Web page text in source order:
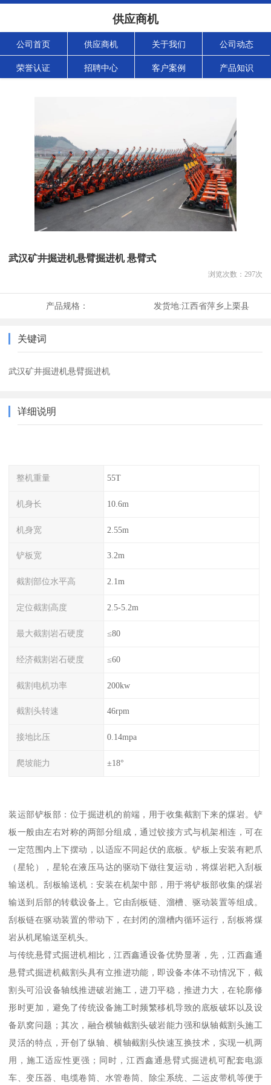
供应商机
公司首页 供应商机 关于我们 公司动态
荣誉认证 招聘中心 客户案例 产品知识
武汉矿井掘进机悬臂掘进机 悬臂式
浏览次数： 297次
产品规格： 发货地:江西省萍乡上栗县
关键词
武汉矿井掘进机悬臂掘进机
详细说明
整机重量 55T
机身长 10.6m
机身宽 2.55m
铲板宽 3.2m
截割部位水平高 2.1m
定位截割高度 2.5-5.2m
最大截割岩石硬度 ≤80
经济截割岩石硬度 ≤60
截割电机功率 200kw
截割头转速 46rpm
接地比压 0.14mpa
爬坡能力 ±18°
装运部铲板部：位于掘进机的前端，用于收集截割下来的煤岩。铲
板一般由左右对称的两部分组成，通过铰接方式与机架相连，可在
一定范围内上下摆动，以适应不同起伏的底板。铲板上安装有耙爪
（星轮），星轮在液压马达的驱动下做往复运动，将煤岩耙入刮板
输送机。刮板输送机：安装在机架中部，用于将铲板部收集的煤岩
输送到后部的转载设备上。它由刮板链、溜槽、驱动装置等组成。
刮板链在驱动装置的带动下，在封闭的溜槽内循环运行，刮板将煤
岩从机尾输送至机头。
与传统悬臂式掘进机相比，江西鑫通设备优势显著，先，江西鑫通
悬臂式掘进机截割头具有立推进功能，即设备本体不动情况下，截
割头可沿设备轴线推进破岩施工，进刀平稳，推进力大，在轮廓修
形时更加，避免了传统设备施工时频繁移机导致的底板破坏以及设
备趴窝问题；其次，融合横轴截割头破岩能力强和纵轴截割头施工
灵活的特点，开创了纵轴、横轴截割头快速互换技术，实现一机两
用，施工适应性更强；同时，江西鑫通悬臂式掘进机可配套电源
车、变压器、电缆卷筒、水管卷筒、除尘系统、二运皮带机等便于